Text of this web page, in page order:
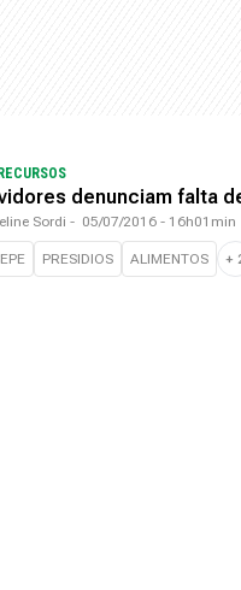
denunciam falta
Sordi - 05/07/2016 - 16h01min
PRESIDIOS ALIMENTOS +